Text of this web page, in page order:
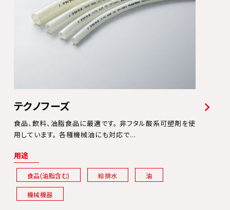
テクノフーズ
食品、飲料、油脂食品に最適です。 非フタル酸系可塑剤を使
用しています。 各種機械油にも対応で...
用途
食品(油脂含む) 給排水 油
機械機器